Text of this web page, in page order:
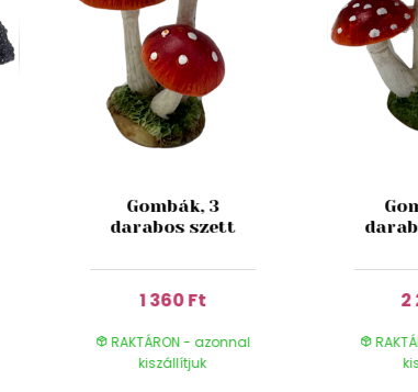
Gombák, 3
darabos szett
1 360 Ft
RAKTÁRON - azonnal
kiszállítjuk
2